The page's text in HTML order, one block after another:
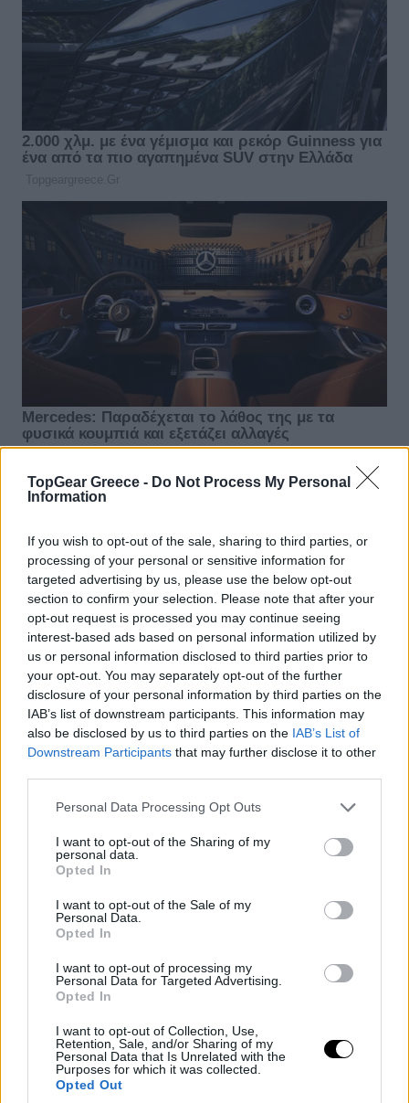
TopGear Greece - Do Not Process My Personal
Information
If you wish to opt-out of the sale, sharing to third parties, or
processing of your personal or sensitive information for
targeted advertising by us, please use the below opt-out
section to confirm your selection. Please note that after your
opt-out request is processed you may continue seeing
interest-based ads based on personal information utilized by
us or personal information disclosed to third parties prior to
your opt-out. You may separately opt-out of the further
disclosure of your personal information by third parties on the
IAB’s list of downstream participants. This information may
also be disclosed by us to third parties on the IAB’s List of
Downstream Participants that may further disclose it to other
Please note that this website/app uses one or more Google
not limited to your visit or usage behaviour. You may click to
grant or deny consent to Google and its third-party tags to
use your data for below specified purposes in below Google
consent section.
Personal Data Processing Opt Outs
I want to opt-out of the Sharing of my
personal data.
Opted In
I want to opt-out of the Sale of my
Personal Data.
Opted In
I want to opt-out of processing my
Personal Data for Targeted Advertising.
Opted In
I want to opt-out of Collection, Use,
Retention, Sale, and/or Sharing of my
Personal Data that Is Unrelated with the
Purposes for which it was collected.
Opted Out